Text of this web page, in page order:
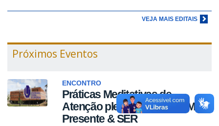
VEJA MAIS EDITAIS
Próximos Eventos
ENCONTRO
Práticas Meditativas de
Atenção plena: Projeto SOMA
Presente & SER